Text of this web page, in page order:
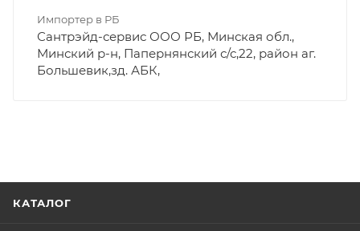
Импортер в РБ
Сантрэйд-сервис ООО РБ, Минская обл.,
Минский р-н, Папернянский с/с,22, район аг.
Большевик,зд. АБК,
КАТАЛОГ